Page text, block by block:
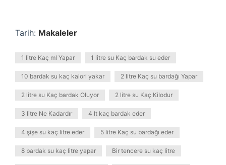
Tarih: Makaleler
1 litre Kaç ml Yapar 1 litre su Kaç bardak su eder
10 bardak su kaç kalori yakar 2 litre Kaç su bardağı Yapar
2 litre su Kaç bardak Oluyor 2 litre su Kaç Kilodur
3 litre Ne Kadardır 4 lt kaç bardak eder
4 şişe su kaç litre eder 5 litre Kaç su bardağı eder
8 bardak su kaç litre yapar Bir tencere su kaç litre